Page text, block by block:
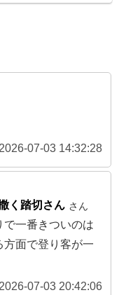
2026-07-03 14:32:28
く踏切さん さん
一番きついのは
面で登り客が一
2026-07-03 20:42:06